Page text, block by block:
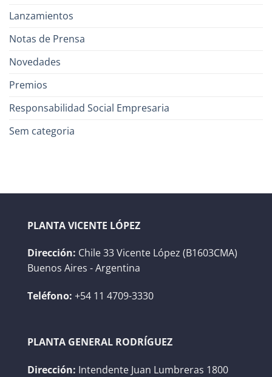
Lanzamientos
Notas de Prensa
Novedades
Premios
Responsabilidad Social Empresaria
Sem categoria
PLANTA VICENTE LÓPEZ
Dirección: Chile 33 Vicente López (B1603CMA)
Buenos Aires - Argentina
Teléfono: +54 11 4709-3330
PLANTA GENERAL RODRÍGUEZ
Dirección: Intendente Juan Lumbreras 1800